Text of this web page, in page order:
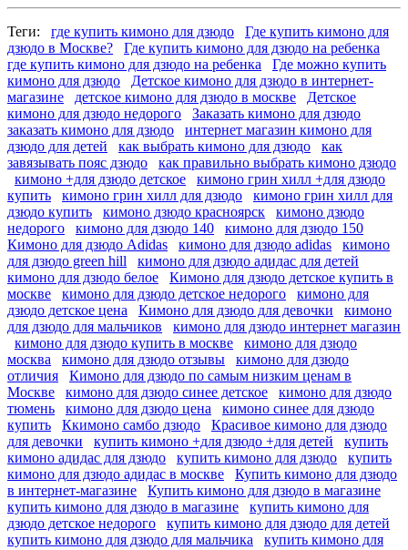
Теги: где купить кимоно для дзюдо
Где купить кимоно для
дзюдо в Москве?
Где купить кимоно для дзюдо на ребенка
где купить кимоно для дзюдо на ребенка
Где можно купить
кимоно для дзюдо
Детское кимоно для дзюдо в интернет-
магазине
детское кимоно для дзюдо в москве
Детское
кимоно для дзюдо недорого
Заказать кимоно для дзюдо
заказать кимоно для дзюдо
интернет магазин кимоно для
дзюдо для детей
как выбрать кимоно для дзюдо
как
завязывать пояс дзюдо
как правильно выбрать кимоно дзюдо
кимоно +для дзюдо детское
кимоно грин хилл +для дзюдо
купить
кимоно грин хилл для дзюдо
кимоно грин хилл для
дзюдо купить
кимоно дзюдо красноярск
кимоно дзюдо
недорого
кимоно для дзюдо 140
кимоно для дзюдо 150
Кимоно для дзюдо Adidas
кимоно для дзюдо adidas
кимоно
для дзюдо green hill
кимоно для дзюдо адидас для детей
кимоно для дзюдо белое
Кимоно для дзюдо детское купить в
москве
кимоно для дзюдо детское недорого
кимоно для
дзюдо детское цена
Кимоно для дзюдо для девочки
кимоно
для дзюдо для мальчиков
кимоно для дзюдо интернет магазин
кимоно для дзюдо купить в москве
кимоно для дзюдо
москва
кимоно для дзюдо отзывы
кимоно для дзюдо
отличия
Кимоно для дзюдо по самым низким ценам в
Москве
кимоно для дзюдо синее детское
кимоно для дзюдо
тюмень
кимоно для дзюдо цена
кимоно синее для дзюдо
купить
Ккимоно самбо дзюдо
Красивое кимоно для дзюдо
для девочки
купить кимоно +для дзюдо +для детей
купить
кимоно адидас для дзюдо
купить кимоно для дзюдо
купить
кимоно для дзюдо адидас в москве
Купить кимоно для дзюдо
в интернет-магазине
Купить кимоно для дзюдо в магазине
купить кимоно для дзюдо в магазине
купить кимоно для
дзюдо детское недорого
купить кимоно для дзюдо для детей
купить кимоно для дзюдо для мальчика
купить кимоно для